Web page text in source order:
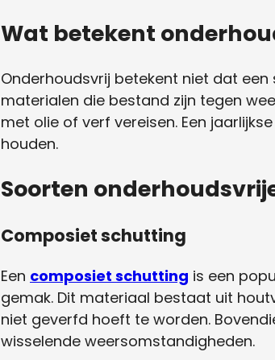
Wat betekent
Onderhoudsvrij betekent niet dat
materialen die bestand zijn tegen
met olie of verf vereisen. Een
houden.
Soorten
Composiet schutting
Een composiet schutting is een
gemak. Dit materiaal bestaat uit
niet geverfd hoeft te worden.
wisselende weersomstandigheden.